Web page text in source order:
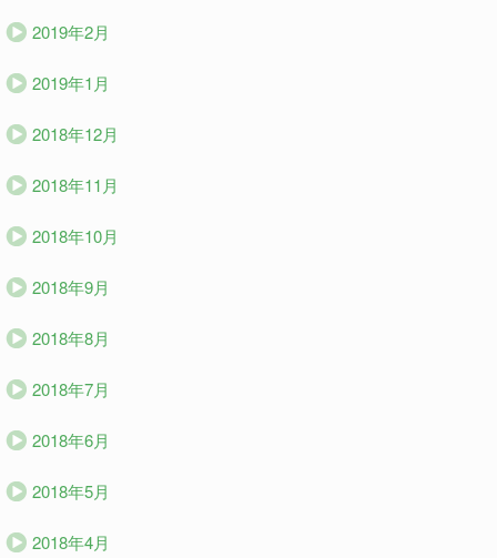
2019年2月
2019年1月
2018年12月
2018年11月
2018年10月
2018年9月
2018年8月
2018年7月
2018年6月
2018年5月
2018年4月